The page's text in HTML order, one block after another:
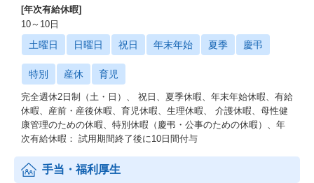
[年次有給休暇]
10～10日
土曜日 日曜日 祝日 年末年始 夏季 慶弔
特別 産休 育児
完全週休2日制（土・日）、 祝日、夏季休暇、年末年始休暇、有給
休暇、産前・産後休暇、育児休暇、生理休暇、 介護休暇、母性健
康管理のための休暇、特別休暇（慶弔・公事のための休暇）、年
次有給休暇： 試用期間終了後に10日間付与
手当・福利厚生